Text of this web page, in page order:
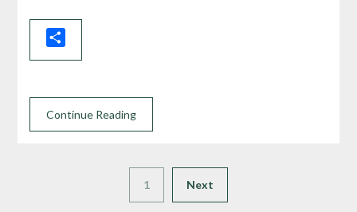
Continue Reading
1 Next